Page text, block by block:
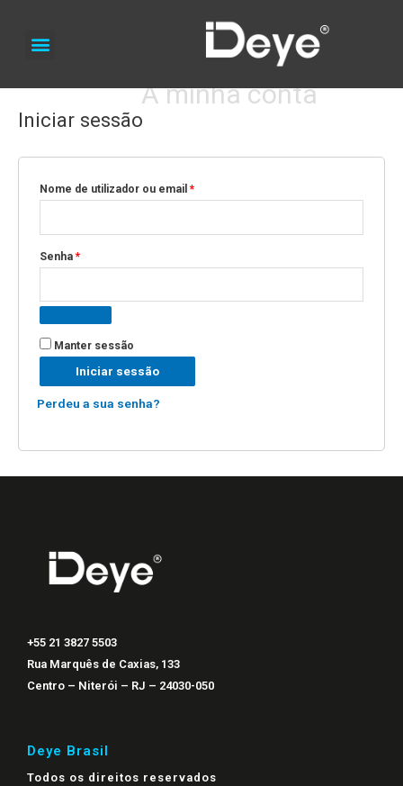
A minha conta
Iniciar sessão
Nome de utilizador ou email*
Senha*
Manter sessão
Iniciar sessão
Perdeu a sua senha?
+55 21 3827 5503
Rua Marquês de Caxias, 133
Centro – Niterói – RJ – 24030-050
Deye Brasil
Todos os direitos reservados